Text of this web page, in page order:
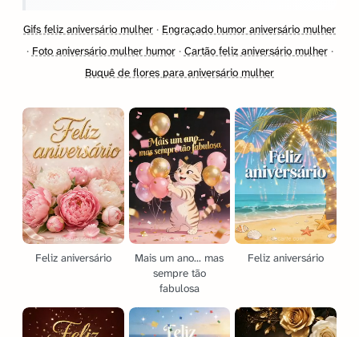
Gifs feliz aniversário mulher · Engraçado humor aniversário mulher
· Foto aniversário mulher humor· Cartão feliz aniversário mulher·
Buquê de flores para aniversário mulher
Feliz aniversário
Mais um ano... mas
sempre tão
fabulosa
Feliz aniversário